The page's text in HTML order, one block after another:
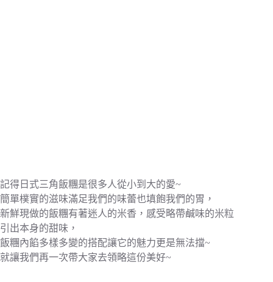
記得日式三角飯糰是很多人從小到大的愛~
簡單樸實的滋味滿足我們的味蕾也填飽我們的胃，
新鮮現做的飯糰有著迷人的米香，感受略帶鹹味的米粒
引出本身的甜味，
飯糰內餡多樣多變的搭配讓它的魅力更是無法擋~
就讓我們再一次帶大家去領略這份美好~